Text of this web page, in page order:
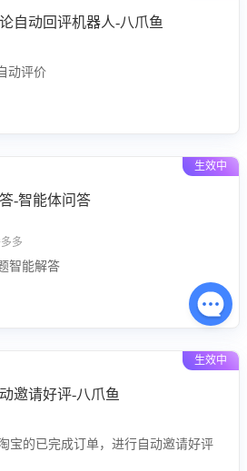
自动回评机器人-八爪鱼
动评价
生效中
-智能体问答
多
智能解答
生效中
邀请好评-八爪鱼
宝的已完成订单，进行自动邀请好评